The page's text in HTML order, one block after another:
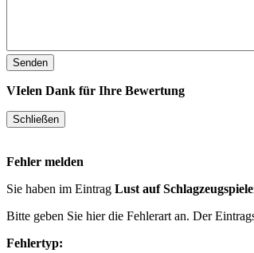
VIelen Dank für Ihre Bewertung
Fehler melden
Sie haben im Eintrag Lust auf
Bitte geben Sie hier die Fehlerart an. Der
Fehlertyp: